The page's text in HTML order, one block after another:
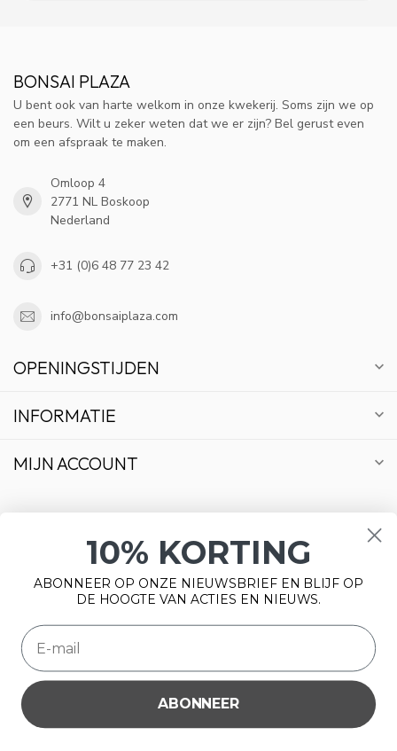
BONSAI PLAZA
U bent ook van harte welkom in onze kwekerij. Soms zijn we op
een beurs. Wilt u zeker weten dat we er zijn? Bel gerust even
om een afspraak te maken.
Omloop 4
2771 NL Boskoop
Nederland
+31 (0)6 48 77 23 42
info@bonsaiplaza.com
OPENINGSTIJDEN
INFORMATIE
MIJN ACCOUNT
© Copyright 2026 Bonsai Plaza
Wij slaan cookies op om onze website te verbeteren. Is dat
akkoord?
Ja Nee
10% KORTING
ABONNEER OP ONZE NIEUWSBRIEF EN BLIJF OP
DE HOOGTE VAN ACTIES EN NIEUWS.
ABONNEER